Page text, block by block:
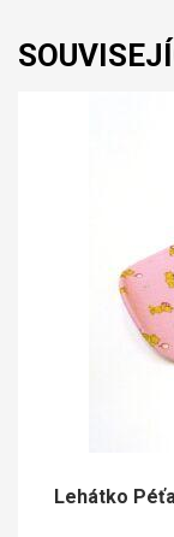
Lehátko